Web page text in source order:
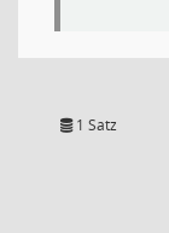
1 Satz